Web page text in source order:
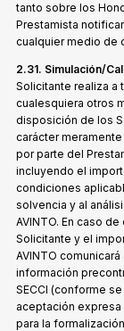
tanto sobre los
Prestamista
cualquier medio de
2.31. Simulación/
Solicitante realiza a
cualesquiera otros
disposición de los
carácter
por parte del
incluyendo el
condiciones
solvencia y al
AVINTO. En caso
Solicitante y el
AVINTO
información
SECCI (conforme
aceptación
para la